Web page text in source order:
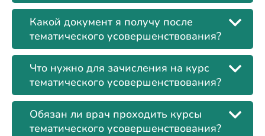
Какой документ я получу после
тематического усовершенствования?
Что нужно для зачисления на курс
тематического усовершенствования?
Обязан ли врач проходить курсы
тематического усовершенствования?